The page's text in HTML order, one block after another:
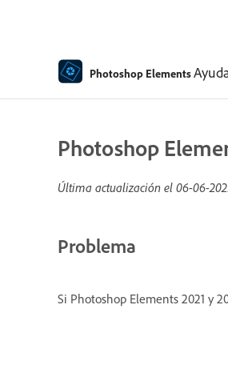
Photoshop Elements
Photoshop
Última actualización el 06-06-
Problema
Si Photoshop Elements 2021 y